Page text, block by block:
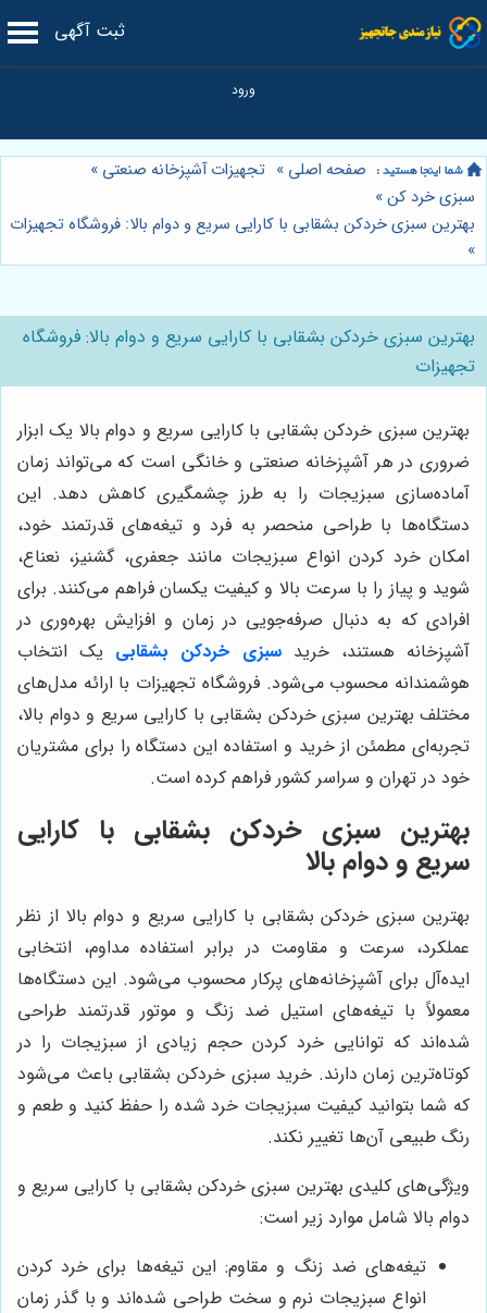
ثبت آگهی
صفحه اصلی » تجهیزات آشپزخانه صنعتی »
سبزی خرد کن»
بهترین سبزی خردکن بشقابی با کارایی سریع و دوام بالا: فروشگاه تجهیزات
»
بهترین سبزی خردکن بشقابی با کارایی سریع و دوام بالا: فروشگاه
تجهیزات
بهترین سبزی خردکن بشقابی با کارایی سریع و دوام بالا یک ابزار
ضروری در هر آشپزخانه صنعتی و خانگی است که می‌تواند زمان
آماده‌سازی سبزیجات را به طرز چشمگیری کاهش دهد. این
دستگاه‌ها با طراحی منحصر به فرد و تیغه‌های قدرتمند خود،
امکان خرد کردن انواع سبزیجات مانند جعفری، گشنیز، نعناع،
شوید و پیاز را با سرعت بالا و کیفیت یکسان فراهم می‌کنند. برای
افرادی که به دنبال صرفه‌جویی در زمان و افزایش بهره‌وری در
آشپزخانه هستند، خریدسبزی خردکن بشقابی یک انتخاب
هوشمندانه محسوب می‌شود. فروشگاه تجهیزات با ارائه مدل‌های
مختلف بهترین سبزی خردکن بشقابی با کارایی سریع و دوام بالا،
تجربه‌ای مطمئن از خرید و استفاده این دستگاه را برای مشتریان
خود در تهران و سراسر کشور فراهم کرده است.
بهترین سبزی خردکن بشقابی با کارایی
سریع و دوام بالا
بهترین سبزی خردکن بشقابی با کارایی سریع و دوام بالا از نظر
عملکرد، سرعت و مقاومت در برابر استفاده مداوم، انتخابی
ایده‌آل برای آشپزخانه‌های پرکار محسوب می‌شود. این دستگاه‌ها
معمولاً با تیغه‌های استیل ضد زنگ و موتور قدرتمند طراحی
شده‌اند که توانایی خرد کردن حجم زیادی از سبزیجات را در
کوتاه‌ترین زمان دارند. خرید سبزی خردکن بشقابی باعث می‌شود
که شما بتوانید کیفیت سبزیجات خرد شده را حفظ کنید و طعم و
رنگ طبیعی آن‌ها تغییر نکند.
ویژگی‌های کلیدی بهترین سبزی خردکن بشقابی با کارایی سریع و
دوام بالا شامل موارد زیر است:
تیغه‌های ضد زنگ و مقاوم: این تیغه‌ها برای خرد کردن
انواع سبزیجات نرم و سخت طراحی شده‌اند و با گذر زمان